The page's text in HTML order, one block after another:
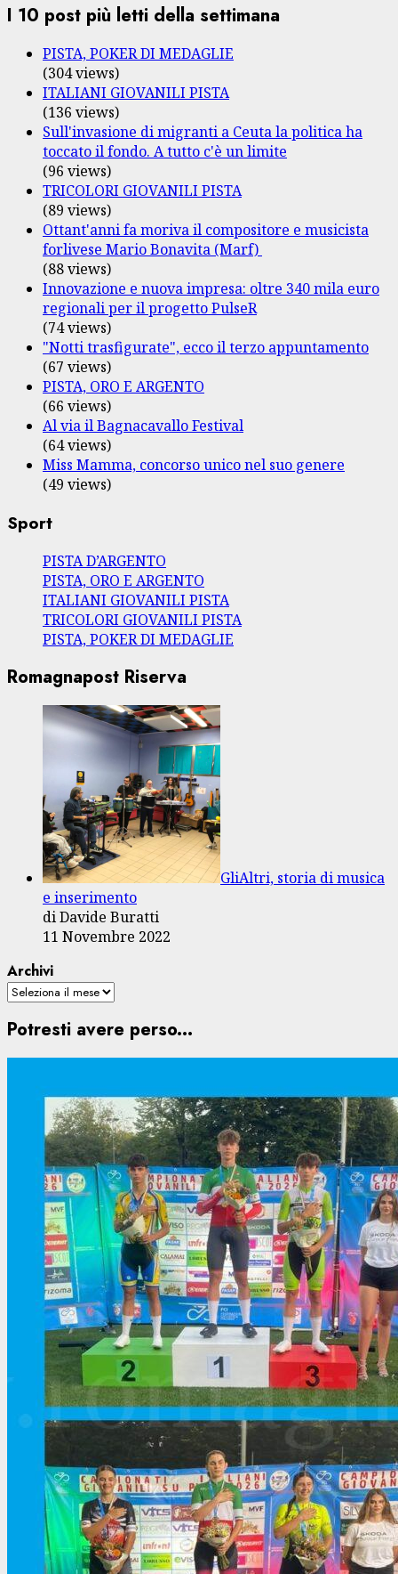
I 10 post più letti della settimana
PISTA, POKER DI MEDAGLIE
(304 views)
ITALIANI GIOVANILI PISTA
(136 views)
Sull'invasione di migranti a Ceuta la politica ha
toccato il fondo. A tutto c'è un limite
(96 views)
TRICOLORI GIOVANILI PISTA
(89 views)
Ottant'anni fa moriva il compositore e musicista
forlivese Mario Bonavita (Marf)
(88 views)
Innovazione e nuova impresa: oltre 340 mila euro
regionali per il progetto PulseR
(74 views)
"Notti trasfigurate", ecco il terzo appuntamento
(67 views)
PISTA, ORO E ARGENTO
(66 views)
Al via il Bagnacavallo Festival
(64 views)
Miss Mamma, concorso unico nel suo genere
(49 views)
Sport
PISTA D’ARGENTO
PISTA, ORO E ARGENTO
ITALIANI GIOVANILI PISTA
TRICOLORI GIOVANILI PISTA
PISTA, POKER DI MEDAGLIE
Romagnapost Riserva
GliAltri, storia di musica
e inserimento
di Davide Buratti
11 Novembre 2022
Archivi
Potresti avere perso...